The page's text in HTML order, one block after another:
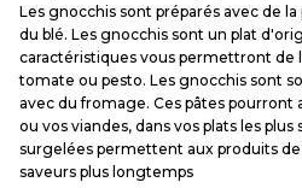
Les gnocchis sont préparés avec de
du blé. Les gnocchis sont un plat
caractéristiques vous permettront de
tomate ou pesto. Les gnocchis sont
avec du fromage. Ces pâtes
ou vos viandes, dans vos plats les plus
surgelées permettent aux produits
saveurs plus longtemps